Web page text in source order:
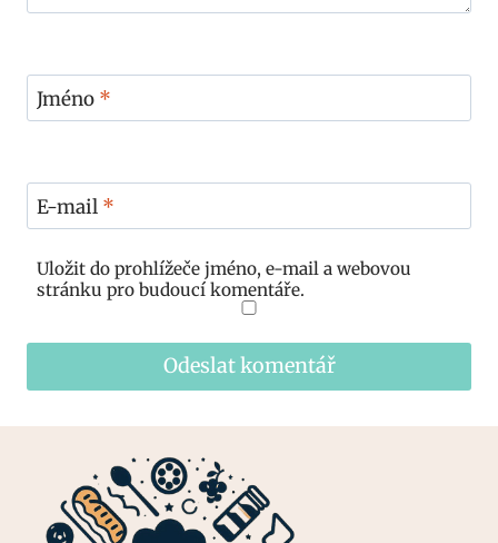
Jméno *
E-mail *
Uložit do prohlížeče jméno, e-mail a webovou
stránku pro budoucí komentáře.